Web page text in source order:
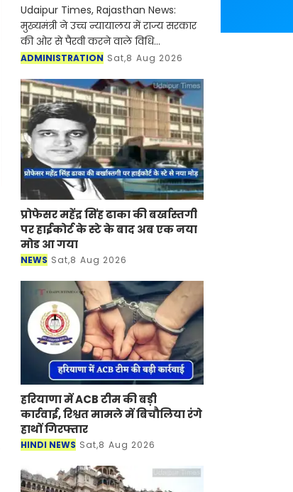
Udaipur Times, Rajasthan News:
मुख्यमंत्री ने उच्च न्यायालय में राज्य सरकार
की ओर से पैरवी करने वाले विधि
अधिकारियों की रिटेनरशिप और एपीयरेंस
ही उनकी ड्राफ्टिंग ए
ADMINISTRATION Sat,8 Aug 2026
प्रोफेसर महेंद्र सिंह ढाका की बर्खास्तगी
पर हाईकोर्ट के स्टे के बाद अब एक नया
मोड आ गया
NEWS Sat,8 Aug 2026
हरियाणा में ACB टीम की बड़ी
कार्रवाई, रिश्वत मामले में बिचौलिया रंगे
हाथों गिरफ्तार
HINDI NEWS Sat,8 Aug 2026